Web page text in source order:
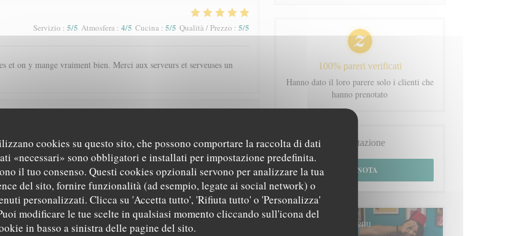
cookies su questo sito, che possono comportare la raccolta di dati
«necessari» sono obbligatori e installati per impostazione predefinita.
il tuo consenso. Questi cookies opzionali servono per analizzare la tua
del sito, fornire funzionalità (ad esempio, legate ai social network) o
personalizzati. Clicca su 'Accetta tutto', 'Rifiuta tutto' o 'Personalizza'
modificare le tue scelte in qualsiasi momento cliccando sull'icona del
in basso a sinistra delle pagine del sito.
Servizio : 5/5 Atmosfera : 4/5 Cucina : 5/5 Qualità / Prezzo : 5/5
et on y mange vraiment bien. Merci aux serveurs et serveuses un
et le cadre
Servizio /5 Atmosfera : Cucina 5 /5 Qualità / Prezzo
100% pareri verificati
Hanno dato il loro parere solo i clienti che
hanno prenotato
Prenotazione
PRENOTA
Menu